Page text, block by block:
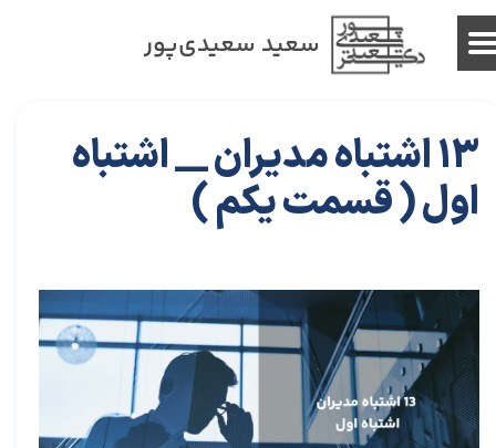
سعید سعیدی‌پور
13 اشتباه مدیران __ اشتباه
اول ( قسمت یکم )